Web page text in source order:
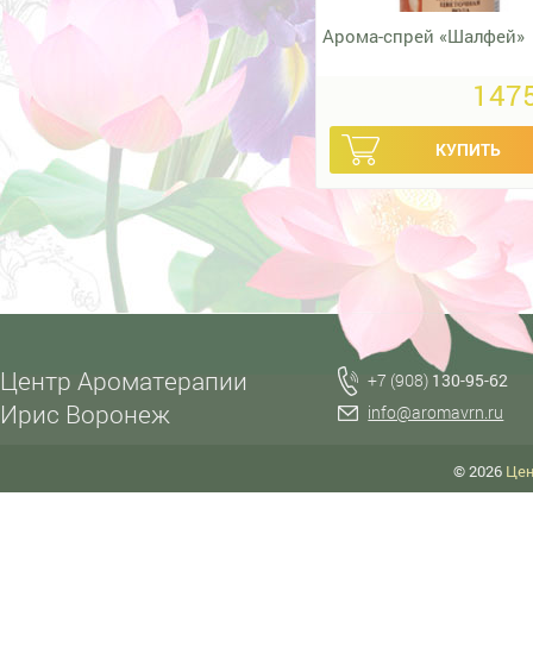
Арома-спрей «Шалфей»
Центр Ароматерапии
Ирис Воронеж
+7 (908) 130-95-62
info@aromavrn.ru
© 2026